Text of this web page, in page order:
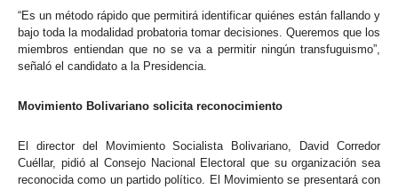
“Es un método rápido que permitirá identificar quiénes están fallando y
bajo toda la modalidad probatoria tomar decisiones. Queremos que los
miembros entiendan que no se va a permitir ningún transfuguismo”,
señaló el candidato a la Presidencia.
Movimiento Bolivariano solicita reconocimiento
El director del Movimiento Socialista Bolivariano, David Corredor
Cuéllar, pidió al Consejo Nacional Electoral que su organización sea
reconocida como un partido político. El Movimiento se presentará con